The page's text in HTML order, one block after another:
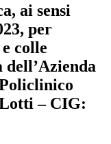
ai sensi
per
colle
dell’Azienda
– CIG: